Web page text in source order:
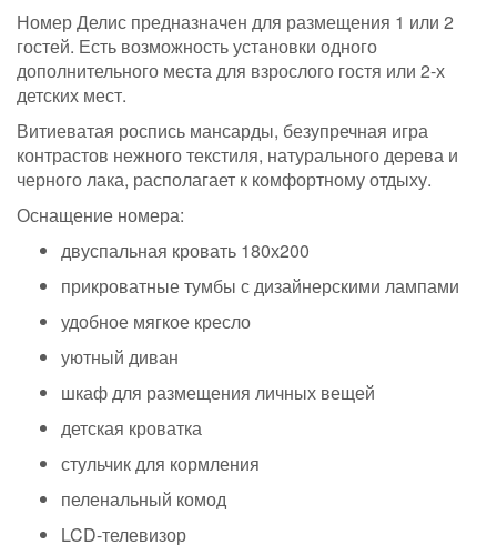
Номер Делис предназначен для размещения 1 или 2
гостей. Есть возможность установки одного
дополнительного места для взрослого гостя или 2-х
детских мест.
Витиеватая роспись мансарды, безупречная игра
контрастов нежного текстиля, натурального дерева и
черного лака, располагает к комфортному отдыху.
Оснащение номера:
двуспальная кровать 180х200
прикроватные тумбы с дизайнерскими лампами
удобное мягкое кресло
уютный диван
шкаф для размещения личных вещей
детская кроватка
стульчик для кормления
пеленальный комод
LCD-телевизор